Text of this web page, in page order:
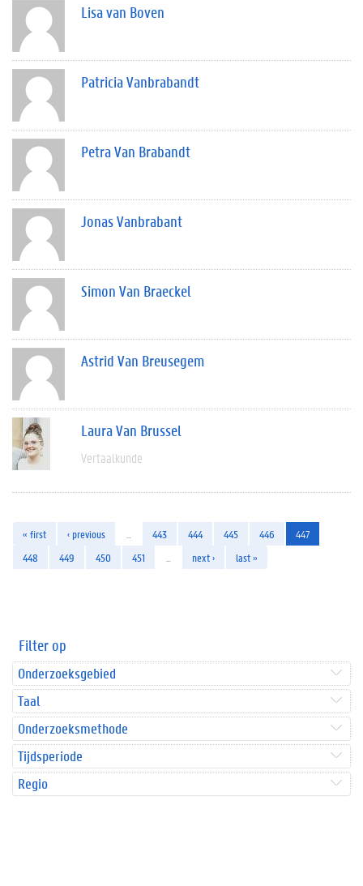
Lisa van Boven
Patricia Vanbrabandt
Petra Van Brabandt
Jonas Vanbrabant
Simon Van Braeckel
Astrid Van Breusegem
Laura Van Brussel
Vertaalkunde
« first ‹ previous 443 444 445 446
447
448
449 450 451 next › last »
Filter op
Onderzoeksgebied
Taal
Onderzoeksmethode
Tijdsperiode
Regio